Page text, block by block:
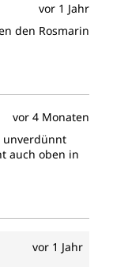
vor 1 Jahr
den Rosmarin
vor 4 Monaten
unverdünnt
auch oben in
vor 1 Jahr